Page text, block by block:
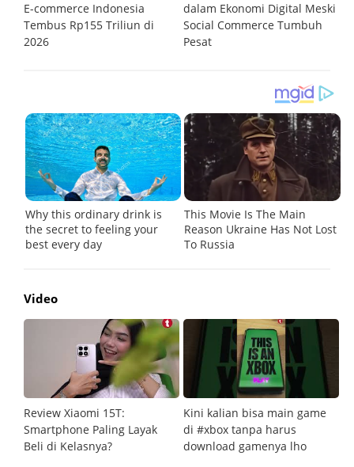
E-commerce Indonesia
Tembus Rp155 Triliun di
2026
dalam Ekonomi Digital Meski
Social Commerce Tumbuh
Pesat
Video
Review Xiaomi 15T:
Smartphone Paling Layak
Beli di Kelasnya?
Kini kalian bisa main game
di #xbox tanpa harus
download gamenya lho